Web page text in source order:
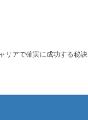
リアで確実に成功する秘訣